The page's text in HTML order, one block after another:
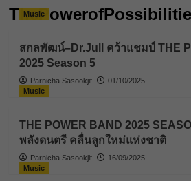
Music
สกลพัฒน์–Dr.Jull คว้าแชมป์ THE
2025 Season 5
Parnicha Sasookjit
01/10/2025
Music
THE POWER BAND 2025
พลังดนตรี คลื่นลูกใหม่แห่งชาติ
Parnicha Sasookjit
16/09/2025
Music